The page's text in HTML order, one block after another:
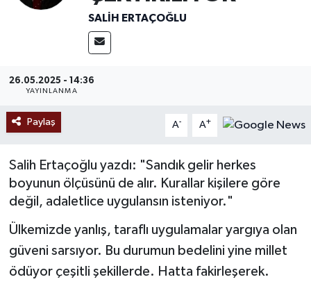
SALIH ERTAÇOĞLU
26.05.2025 - 14:36
YAYINLANMA
Paylaş A- A+
Salih Ertaçoğlu yazdı: "Sandık gelir herkes
boyunun ölçüsünü de alır. Kurallar kişilere göre
değil, adaletlice uygulansın isteniyor."
Ülkemizde yanlış, taraflı uygulamalar yargıya olan
güveni sarsıyor. Bu durumun bedelini yine millet
ödüyor çeşitli şekillerde. Hatta fakirleşerek.
Tokat Haber